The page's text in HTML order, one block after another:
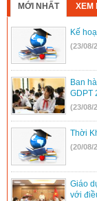
MỚI NHẤT XEM
Kế
(23/08/
Ban
GDPT
(23/08/
Thời
(20/08/
Giáo
với